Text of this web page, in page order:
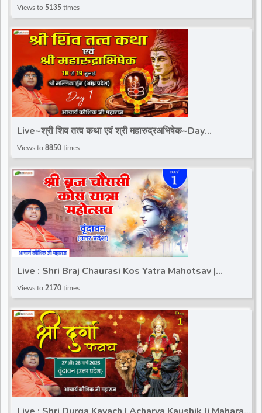
2~Kaushik Ji Maharaj~Mallikarjun, Andhra Pradesh
Views to 5135 times
Live~श्री शिव तत्व कथा एवं श्री महारुद्रअभिषेक~Day
1~Kaushik Ji Maharaj~Mallikarjun, Andhra Pradesh
Views to 8850 times
Live : Shri Braj Chaurasi Kos Yatra Mahotsav |
Acharya Kaushik Ji Maharaj | Vrindavan (UP) | Day 1
Views to 2170 times